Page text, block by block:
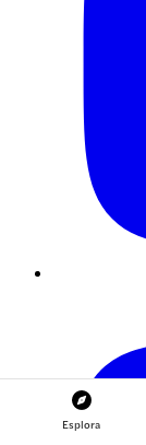
Esplora